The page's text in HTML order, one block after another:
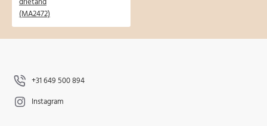
+31 649 500 894
Instagram